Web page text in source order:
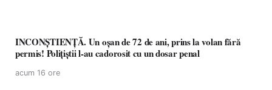
INCONȘTIENȚĂ. Un oșan de 72 de ani, prins la volan fără
permis! Polițiștii l-au cadorosit cu un dosar penal
acum 16 ore